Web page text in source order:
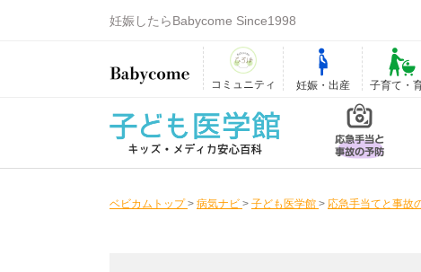
妊娠したらBabycome Since1998
コミュニティ 妊娠・出産 子育て・
ベビカムトップ > 病気ナビ > 子ども医学館 > 応急手当てと事故